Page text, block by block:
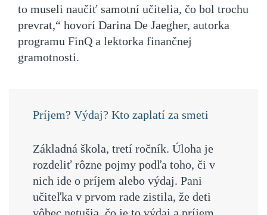
to museli naučiť samotní učitelia, čo bol trochu
prevrat,“ hovorí Darina De Jaegher, autorka
programu FinQ a lektorka finančnej
gramotnosti.
Príjem? Výdaj? Kto zaplatí za smeti
Základná škola, tretí ročník. Úloha je
rozdeliť rôzne pojmy podľa toho, či v
nich ide o príjem alebo výdaj. Pani
učiteľka v prvom rade zistila, že deti
vôbec netušia, čo je to výdaj a príjem.